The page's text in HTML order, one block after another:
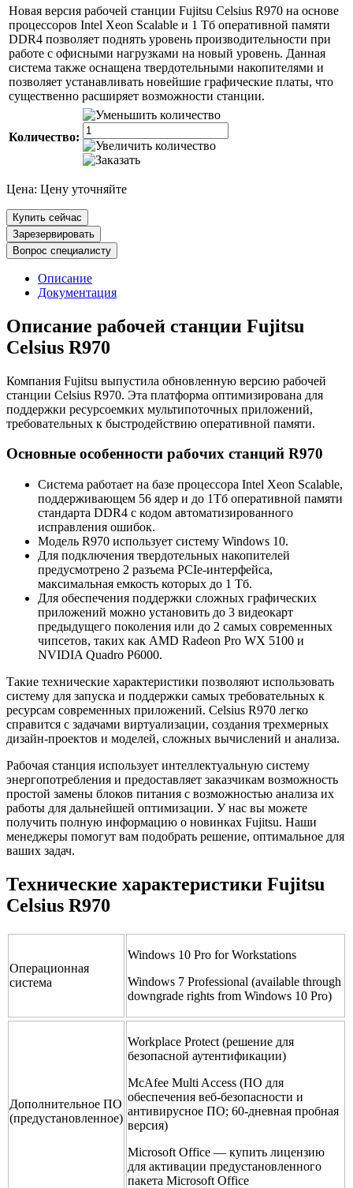
Новая версия рабочей станции Fujitsu Celsius R970 на основе
процессоров Intel Xeon Scalable и 1 Тб оперативной памяти
DDR4 позволяет поднять уровень производительности при
работе с офисными нагрузками на новый уровень. Данная
система также оснащена твердотельными накопителями и
позволяет устанавливать новейшие графические платы, что
существенно расширяет возможности станции.
Количество:
Цена: Цену уточняйте
Купить сейчас
Зарезервировать
Вопрос специалисту
Описание
Документация
Описание рабочей станции Fujitsu
Celsius R970
Компания Fujitsu выпустила обновленную версию рабочей
станции Celsius R970. Эта платформа оптимизирована для
поддержки ресурсоемких мультипоточных приложений,
требовательных к быстродействию оперативной памяти.
Основные особенности рабочих станций R970
Система работает на базе процессора Intel Xeon Scalable,
поддерживающем 56 ядер и до 1Тб оперативной памяти
стандарта DDR4 с кодом автоматизированного
исправления ошибок.
Модель R970 использует систему Windows 10.
Для подключения твердотельных накопителей
предусмотрено 2 разъема PCIe-интерфейса,
максимальная емкость которых до 1 Тб.
Для обеспечения поддержки сложных графических
приложений можно установить до 3 видеокарт
предыдущего поколения или до 2 самых современных
чипсетов, таких как AMD Radeon Pro WX 5100 и
NVIDIA Quadro P6000.
Такие технические характеристики позволяют использовать
систему для запуска и поддержки самых требовательных к
ресурсам современных приложений. Celsius R970 легко
справится с задачами виртуализации, создания трехмерных
дизайн-проектов и моделей, сложных вычислений и анализа.
Рабочая станция использует интеллектуальную систему
энергопотребления и предоставляет заказчикам возможность
простой замены блоков питания c возможностью анализа их
работы для дальнейшей оптимизации. У нас вы можете
получить полную информацию о новинках Fujitsu. Наши
менеджеры помогут вам подобрать решение, оптимальное для
ваших задач.
Технические характеристики Fujitsu
Celsius R970
Операционная
система
Windows 10 Pro for Workstations
Windows 7 Professional (available through
downgrade rights from Windows 10 Pro)
Дополнительное ПО
(предустановленное)
Workplace Protect (решение для
безопасной аутентификации)
McAfee Multi Access (ПО для
обеспечения веб-безопасности и
антивирусное ПО; 60-дневная пробная
версия)
Microsoft Office — купить лицензию
для активации предустановленного
пакета Microsoft Office